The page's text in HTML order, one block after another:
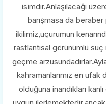
isimdir.Anlaşılacağı
barışmasa da
ikilimiz,uçurumun
rastlantısal görünümlü
geçme
kahramanlarımız en
olduğuna inandıkları